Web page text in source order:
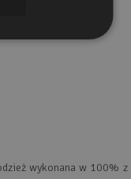
wykonana w 100% z